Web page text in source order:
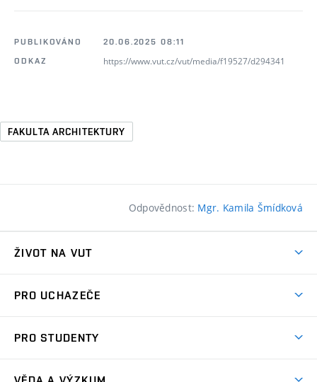
PUBLIKOVÁNO
20.06.2025 08:11
ODKAZ
https://www.vut.cz/vut/media/f19527/d294341
FAKULTA ARCHITEKTURY
Odpovědnost: Mgr. Kamila Šmídková
ŽIVOT NA VUT
Koleje
PRO UCHAZEČE
Dny otevřených dveří
PRO STUDENTY